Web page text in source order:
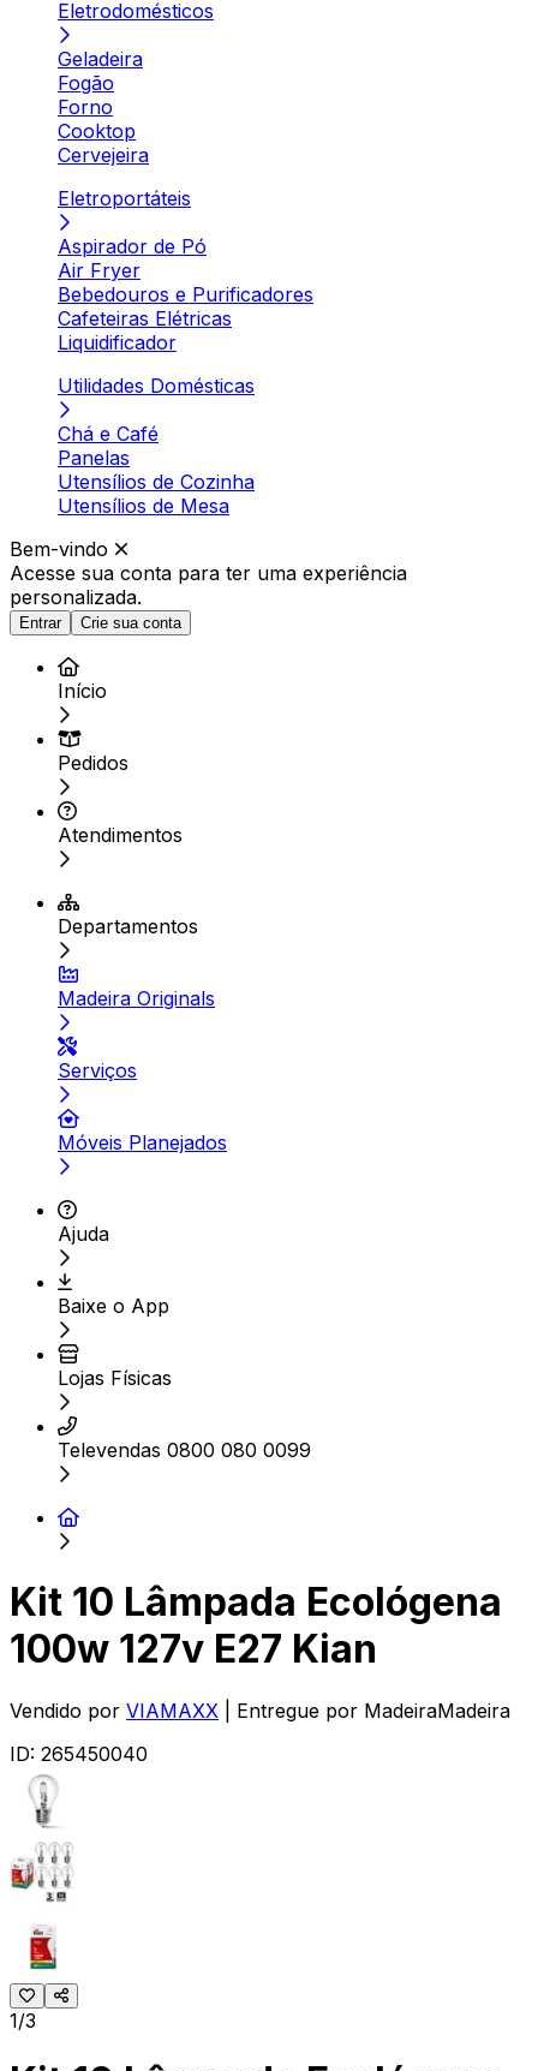
Eletrodomésticos
Geladeira
Fogão
Forno
Cooktop
Cervejeira
Eletroportáteis
Aspirador de Pó
Air Fryer
Bebedouros e Purificadores
Cafeteiras Elétricas
Liquidificador
Utilidades Domésticas
Chá e Café
Panelas
Utensílios de Cozinha
Utensílios de Mesa
Bem-vindo
Acesse sua conta para ter uma experiência
personalizada.
Entrar Crie sua conta
Início
Pedidos
Atendimentos
Departamentos
Madeira Originals
Serviços
Móveis Planejados
Ajuda
Baixe o App
Lojas Físicas
Televendas 0800 080 0099
Kit 10 Lâmpada Ecológena
100w 127v E27 Kian
Vendido por VIAMAXX | Entregue por MadeiraMadeira
ID: 265450040
1/3